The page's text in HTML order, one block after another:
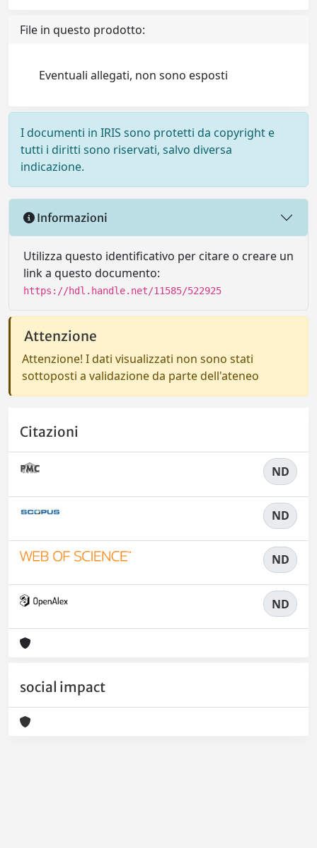
File in questo prodotto:
Eventuali allegati, non sono esposti
I documenti in IRIS sono protetti da copyright e
tutti i diritti sono riservati, salvo diversa
indicazione.
Informazioni
Utilizza questo identificativo per citare o creare un
link a questo documento:
https://hdl.handle.net/11585/522925
Attenzione
Attenzione! I dati visualizzati non sono stati
sottoposti a validazione da parte dell'ateneo
Citazioni
ND
ND
ND
ND
social impact